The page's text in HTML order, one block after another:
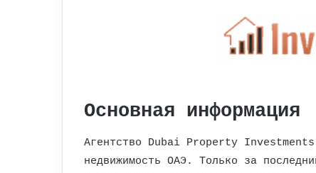
Основная информация
Агентство Dubai Property Investments
недвижимость ОАЭ. Только за